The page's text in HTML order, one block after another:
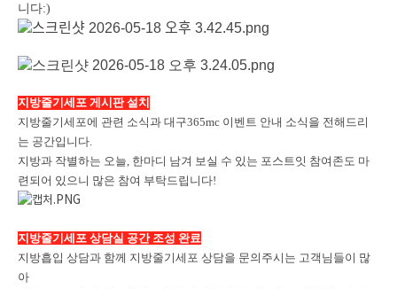
니다:)
지방줄기세포 게시판 설치
지방줄기세포에 관련 소식과 대구365mc 이벤트 안내 소식을 전해드리
는 공간입니다.
지방과 작별하는 오늘, 한마디 남겨 보실 수 있는 포스트잇 참여존도 마
련되어 있으니 많은 참여 부탁드립니다!
지방줄기세포 상담실 공간 조성 완료
지방흡입 상담과 함께 지방줄기세포 상담을 문의주시는 고객님들이 많
아